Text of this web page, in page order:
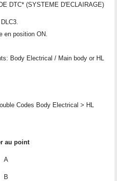
DTC* (SYSTEME D'ECLAIRAGE)
en position ON.
Body Electrical / Main body or HL
Codes Body Electrical > HL
au point
A
B